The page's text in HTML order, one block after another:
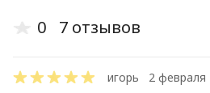
0 7 отзывов
игорь
2 февраля